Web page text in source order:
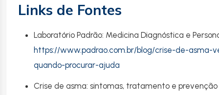
Links de Fontes
Laboratório Padrão: Medicina Diagnóstica e
https://www.padrao.com.br/blog/crise-de-
quando-procurar-ajuda
Crise de asma: sintomas, tratamento e